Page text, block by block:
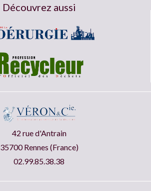
Découvrez aussi
42 rue d'Antrain
35700 Rennes (France)
02.99.85.38.38